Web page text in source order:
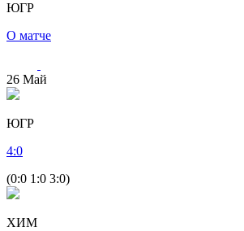
ЮГР
О матче
26 Май
ЮГР
4:0
(0:0 1:0 3:0)
ХИМ